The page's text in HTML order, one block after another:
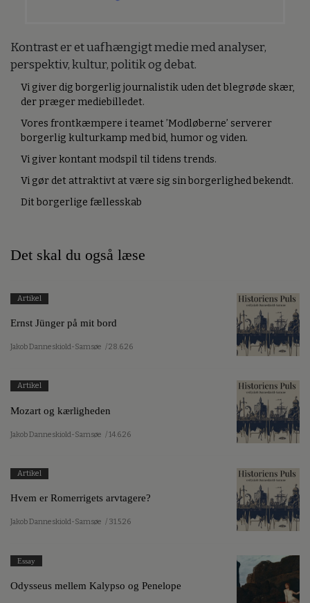
Kontrast er et uafhængigt medie med analyser,
perspektiv, kultur, politik og debat.
Vi giver dig borgerlig journalistik uden det blegrøde skær,
der præger mediebilledet.
Vores frontkæmpere i teamet ’Modløberne’ serverer
borgerlig kulturkamp med bid, humor og viden.
Vi giver kontant modspil til tidens trends.
Vi gør det attraktivt at være sig sin borgerlighed bekendt.
Dit borgerlige fællesskab
Det skal du også læse
Artikel
Ernst Jünger på mit bord
Jakob Danneskiold-Samsøe / 28.6.26
Artikel
Mozart og kærligheden
Jakob Danneskiold-Samsøe / 14.6.26
Artikel
Hvem er Romerrigets arvtagere?
Jakob Danneskiold-Samsøe / 31.5.26
Essay
Odysseus mellem Kalypso og Penelope